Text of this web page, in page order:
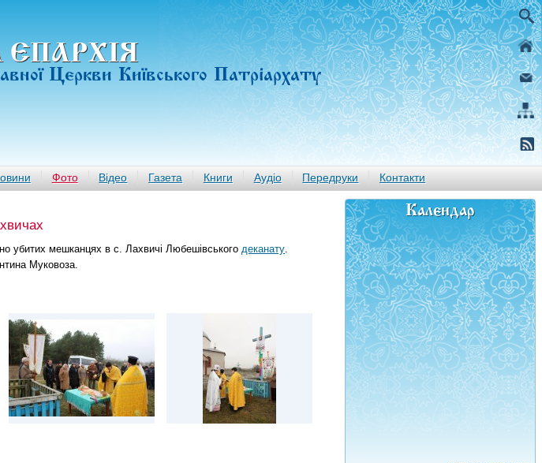
ЄПАРХIЯ
Церкви Київського Патріархату
Фото Відео Газета Книги Аудіо Передруки Контакти
убитих мешканцях в с. Лахвичі Любешівського деканату.
Муковоза.
Календар